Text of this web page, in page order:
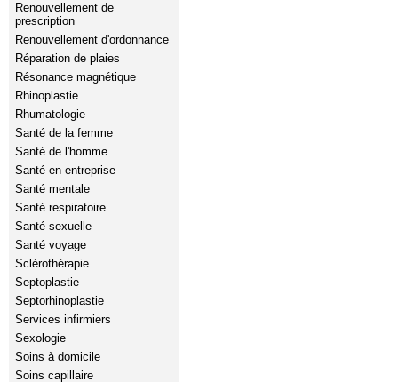
Renouvellement de
prescription
Renouvellement d'ordonnance
Réparation de plaies
Résonance magnétique
Rhinoplastie
Rhumatologie
Santé de la femme
Santé de l'homme
Santé en entreprise
Santé mentale
Santé respiratoire
Santé sexuelle
Santé voyage
Sclérothérapie
Septoplastie
Septorhinoplastie
Services infirmiers
Sexologie
Soins à domicile
Soins capillaire